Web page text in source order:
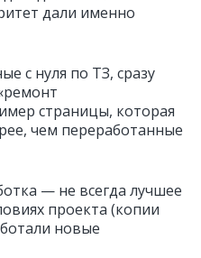
дали именно
с нуля по ТЗ, сразу
страницы, которая
чем переработанные
— не всегда лучшее
проекта (копии
новые